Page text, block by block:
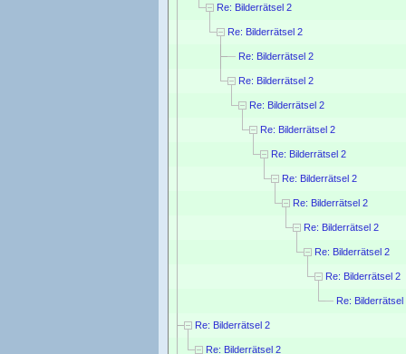
Re: Bilderrätsel 2
Re: Bilderrätsel 2
Re: Bilderrätsel 2
Re: Bilderrätsel 2
Re: Bilderrätsel 2
Re: Bilderrätsel 2
Re: Bilderrätsel 2
Re: Bilderrätsel 2
Re: Bilderrätsel 2
Re: Bilderrätsel 2
Re: Bilderrätsel 2
Re: Bilderrätsel 2
Re: Bilderrätsel
Re: Bilderrätsel 2
Re: Bilderrätsel 2